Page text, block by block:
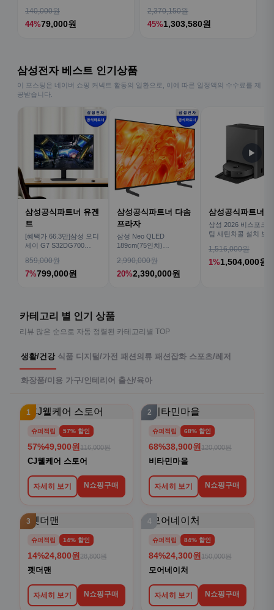
140,000원
44%79,000원
2,370,150원
45%1,303,580원
삼성전자 베스트 인기상품
이 포스팅은 네이버 쇼핑 커넥트 활동의 일환으로, 이에 따른 일정액의 수수료를 제
공받습니다.
삼성공식파트너 유겐
트
[혜택가 66.3만]삼성 오디
세이 G7 S32DG700
859,000원
7%799,000원
삼성공식파트너 다솜
프라자
삼성 Neo QLED
189cm(75인치)
TV
2,990,000원
20%2,390,000원
삼성공식파트너
삼성 2026 비스포크
팀 새틴차콜 설치 보
1,516,000원
1%1,504,000원
▶
카테고리 별 인기 상품
리뷰 많은 순으로 자동 정렬된 카테고리별 TOP
생활/건강 식품 디지털/가전 패션의류 패션잡화 스포츠/레저
화장품/미용 가구/인테리어 출산/육아
1
슈퍼적립 57% 할인
57%49,900원 116,000원
CJ웰케어 스토어
자세히 보기 N쇼핑구매
2
슈퍼적립 68% 할인
68%38,900원 120,000원
비타민마을
자세히 보기 N쇼핑구매
3
슈퍼적립 14% 할인
14%24,800원 28,800원
펫더맨
자세히 보기 N쇼핑구매
4
슈퍼적립 84% 할인
84%24,300원 150,000원
모어네이처
자세히 보기 N쇼핑구매